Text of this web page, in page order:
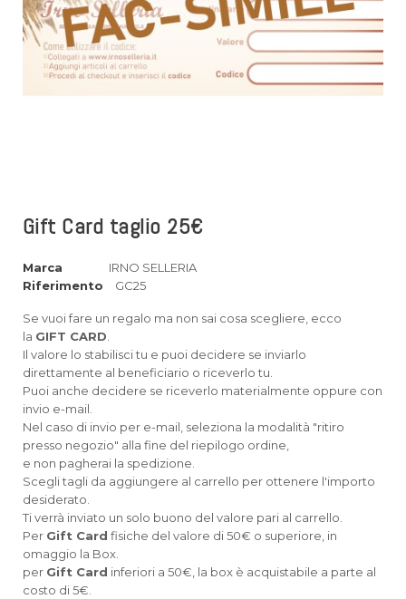
Gift Card taglio 25€
Marca
IRNO SELLERIA
Riferimento
GC25
Se vuoi fare un regalo ma non sai cosa scegliere, ecco
la GIFT CARD
Il valore lo stabilisci tu e puoi decidere se inviarlo
direttamente al beneficiario o riceverlo tu.
Puoi anche decidere se riceverlo materialmente oppure con
invio e-mail.
Nel caso di invio per e-mail, seleziona la modalità "ritiro
presso negozio" alla fine del riepilogo ordine,
e non pagherai la spedizione.
Scegli tagli da aggiungere al carrello per ottenere l'importo
desiderato.
Ti verrà inviato un solo buono del valore pari al carrello.
Per Gift Card fisiche del valore di 50€ o superiore, in
omaggio la Box.
per Gift Card inferiori a 50€, la box è acquistabile a parte al
costo di 5€.